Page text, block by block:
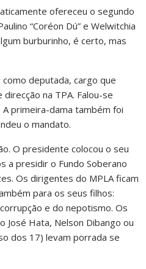
ofereceu o segundo
“Coréon Dú” e Welwitchia
burburinho, é certo, mas
deputada, cargo que
na TPA. Falou-se
primeira-dama também foi
o mandato.
O presidente colocou o seu
a presidir o Fundo Soberano
Os dirigentes do MPLA ficam
para os seus filhos:
e do nepotismo. Os
José Hata, Nelson Dibango ou
dos 17) levam porrada se